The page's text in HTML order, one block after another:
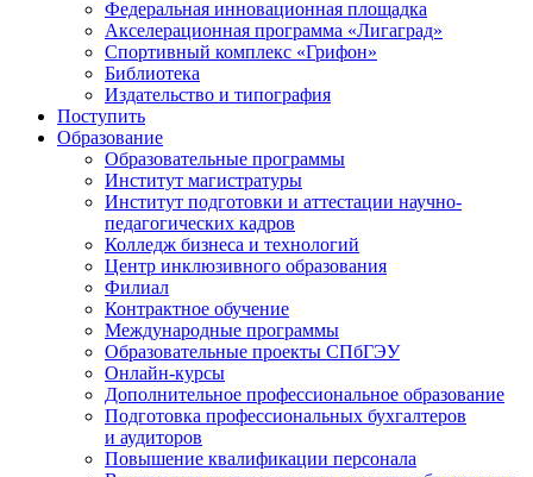
Федеральная инновационная площадка
Акселерационная программа «Лигаград»­­
Спортивный комплекс «Грифон»
Библиотека
Издательство и типография
Поступить
Образование
Образовательные программы
Институт магистратуры
Институт подготовки и аттестации научно-
педагогических кадров
Колледж бизнеса и технологий
Центр инклюзивного образования
Филиал
Контрактное обучение
Международные программы
Образовательные проекты СПбГЭУ
Онлайн-курсы
Дополнительное профессиональное образование
Подготовка профессиональных бухгалтеров
и аудиторов
Повышение квалификации персонала